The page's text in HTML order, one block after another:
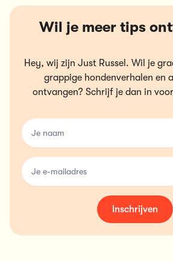
Wil je meer tips
Hey, wij zijn Just Russel. Wil je
grappige hondenverhalen en
ontvangen? Schrijf je dan in
name
email
Inschrijven